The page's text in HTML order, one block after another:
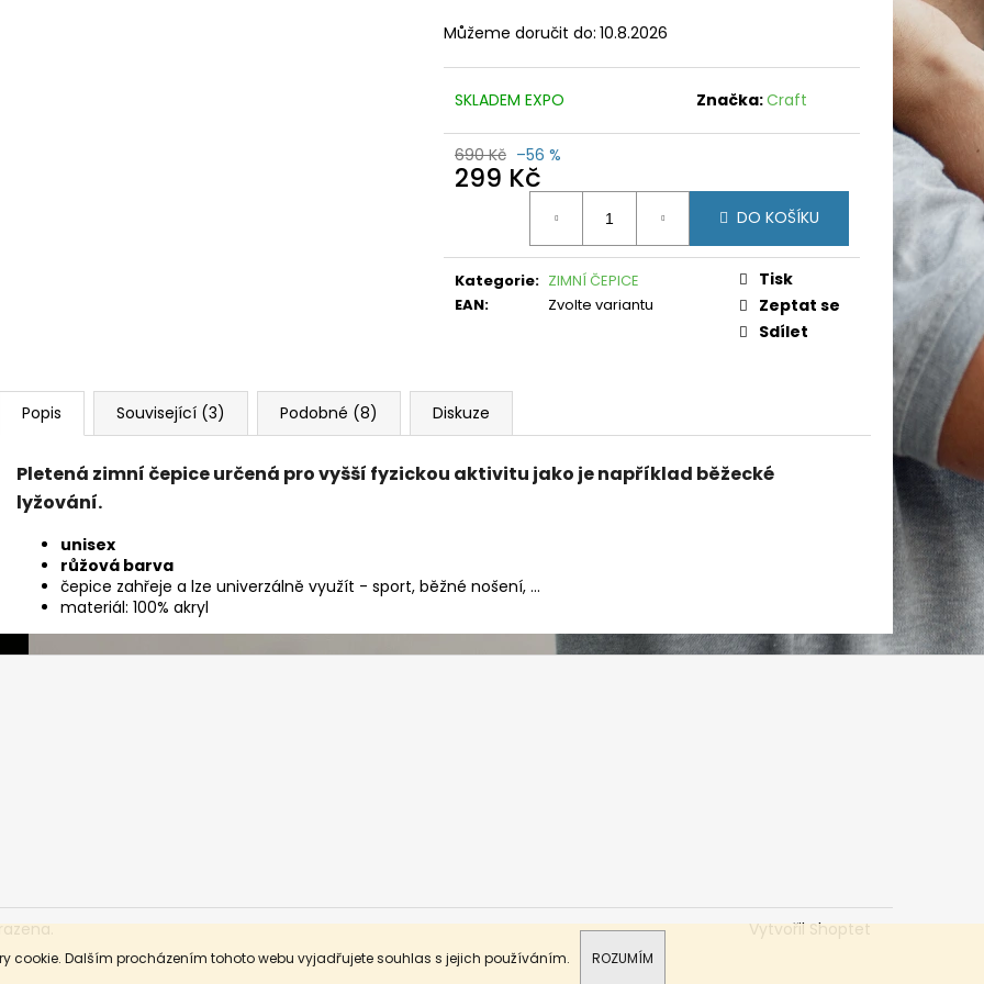
cookie. Dalším procházením tohoto webu vyjadřujete souhlas s jejich používáním. ROZUMÍM
Můžeme doručit do: 10.8.2026
SKLADEM EXPO Značka:Craft
690 Kč –56 %
299 Kč
DO KOŠÍKU
Kategorie: ZIMNÍ ČEPICE
EAN: Zvolte variantu
Tisk
Zeptat se
Sdílet
Popis Související (3) Podobné (8) Diskuze
Pletená zimní čepice určená pro vyšší fyzickou aktivitu jako je například běžecké
lyžování.
unisex
růžová barva
čepice zahřeje a lze univerzálně využít - sport, běžné nošení, ...
materiál: 100% akryl
Vytvořil Shoptet